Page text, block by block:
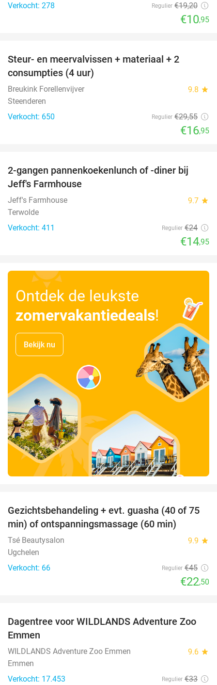
Verkocht: 278
Regulier €19,20
€10,95
Steur- en meervalvissen + materiaal + 2
consumpties (4 uur)
Breukink Forellenvijver 9.8 star
Steenderen
Verkocht: 650
Regulier €29,55
€16,95
38%
2-gangen pannenkoekenlunch of -diner bij
Jeff's Farmhouse
Jeff's Farmhouse 9.7 star
Terwolde
Verkocht: 411
Regulier €24
€14,95
Ontdek de leukste
zomervakantiedeals!
Bekijk nu
50%
OUT
Gezichtsbehandeling + evt. guasha (40 of 75
min) of ontspanningsmassage (60 min)
Tsé Beautysalon 9.9 star
Ugchelen
Verkocht: 66
Regulier €45
€22,50
24%
Dagentree voor WILDLANDS Adventure Zoo
Emmen
WILDLANDS Adventure Zoo Emmen 9.6 star
Emmen
Verkocht: 17.453
Regulier €33